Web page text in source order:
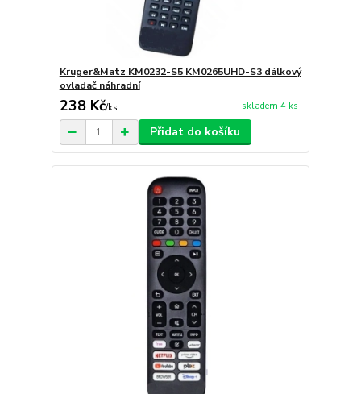
Kruger&Matz KM0232-S5 KM0265UHD-S3 dálkový
ovladač náhradní
238 Kč/ks skladem 4 ks
Přidat do košíku